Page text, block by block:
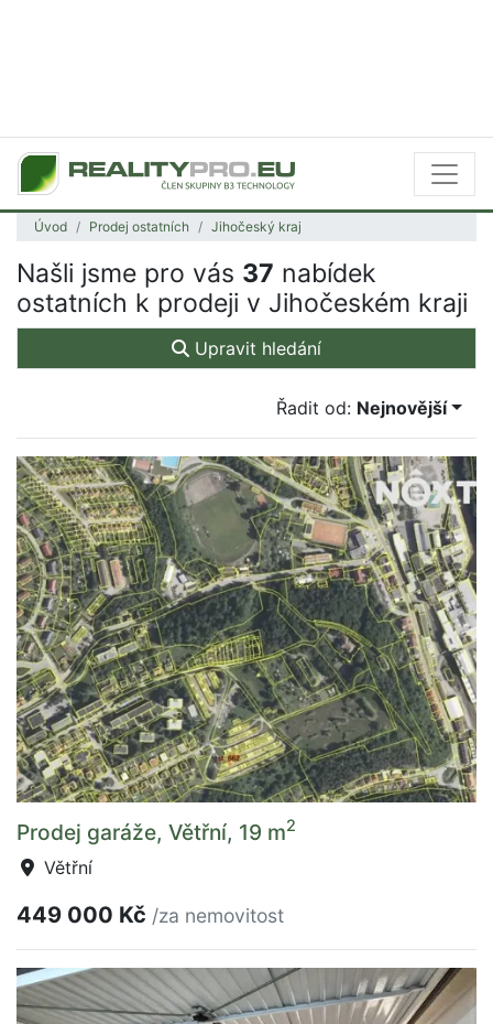
Úvod Prodej ostatních Jihočeský kraj
Našli jsme pro vás 37 nabídek
ostatních k prodeji v Jihočeském kraji
Upravit hledání
Řadit od: Nejnovější
Prodej garáže, Větřní, 19 m2
Větřní
449 000 Kč /za nemovitost